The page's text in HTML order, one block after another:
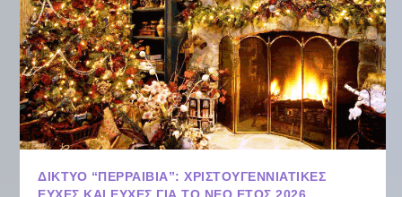
ΔΙΚΤΥΟ “ΠΕΡΡΑΙΒΙΑ”: ΧΡΙΣΤΟΥΓΕΝΝΙΆΤΙΚΕΣ
ΕΥΧΈΣ ΚΑΙ ΕΥΧΈΣ ΓΙΑ ΤΟ ΝΈΟ ΈΤΟΣ 2026